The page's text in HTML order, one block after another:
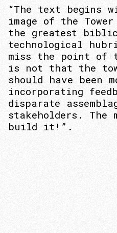
“The text begins
image of the
the greatest
technological
miss the point of
is not that the
should have been
incorporating
disparate
stakeholders. The
build it!”.